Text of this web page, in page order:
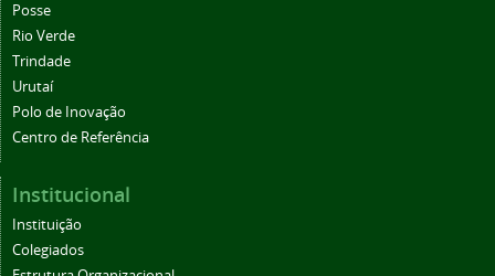
Posse
Rio Verde
Trindade
Urutaí
Polo de Inovação
Centro de Referência
Institucional
Instituição
Colegiados